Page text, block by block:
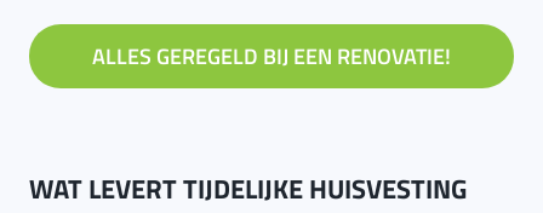
ALLES GEREGELD BIJ EEN RENOVATIE!
WAT LEVERT TIJDELIJKE HUISVESTING